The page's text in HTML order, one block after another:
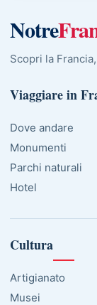
Notre
Scopri la
Viaggiare in
Dove andare
Monumenti
Parchi naturali
Hotel
Cultura
Artigianato
Musei